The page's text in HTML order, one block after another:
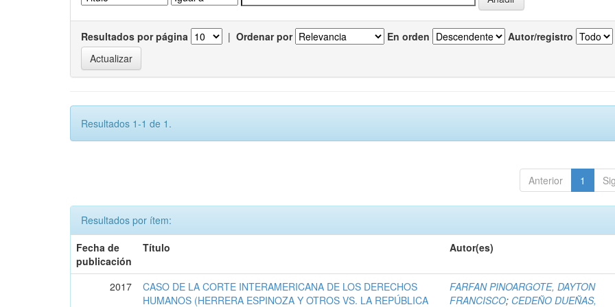
Resultados por página | Ordenar por En orden Autor/registro
Resultados 1-1 de 1.
Anterior 1
Resultados por ítem:
Fecha de
publicación
Título Autor(es)
2017
CASO DE LA CORTE INTERAMERICANA DE LOS DERECHOS
HUMANOS (HERRERA ESPINOZA Y OTROS VS. LA REPÚBLICA
FARFAN PINOARGOTE, DAYTON
FRANCISCO; CEDEÑO DUEÑAS,